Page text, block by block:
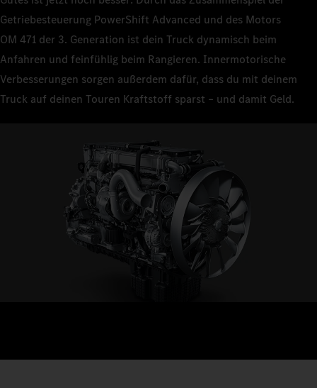
Getriebesteuerung PowerShift Advanced und des Motors
OM 471 der 3. Generation ist dein Truck dynamisch beim
Anfahren und feinfühlig beim Rangieren. Innermotorische
Verbesserungen sorgen außerdem dafür, dass du mit deinem
Truck auf deinen Touren Kraftstoff sparst – und damit Geld.